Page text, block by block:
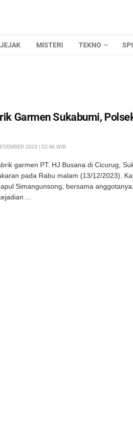
JEJAK MISTERI TEKNO
Garmen Sukabumi,
2023 | 02:46 WIB
garmen PT. HJ Busana di Cicurug,
pada Rabu malam (13/12/2023).
Simangunsong, bersama
...